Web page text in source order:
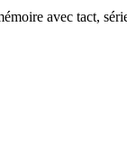
avec tact,